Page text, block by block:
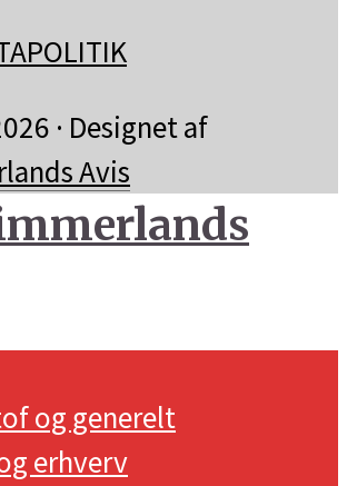
· Designet af
Avis
og generelt
erhverv